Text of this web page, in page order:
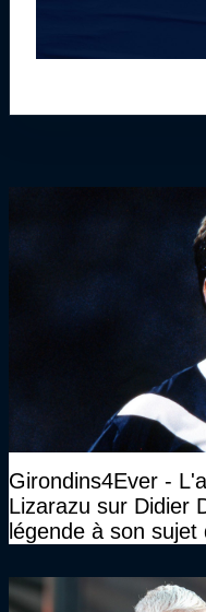
Girondins4Ever -
Lizarazu sur Didier
légende à son